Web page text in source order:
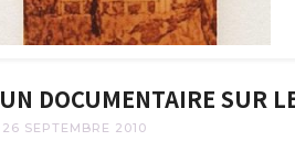
UN DOCUMENTAIRE SUR
26 SEPTEMBRE 2010